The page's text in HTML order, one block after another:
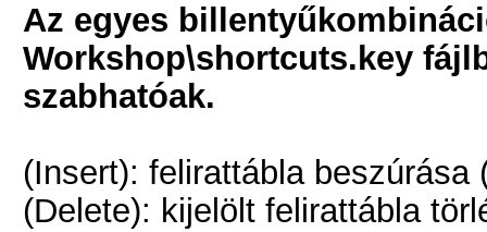
Az egyes
Workshop\shortcuts.key
szabhatóak.
(Insert): felirattábla beszúrása
(Delete): kijelölt felirattábla